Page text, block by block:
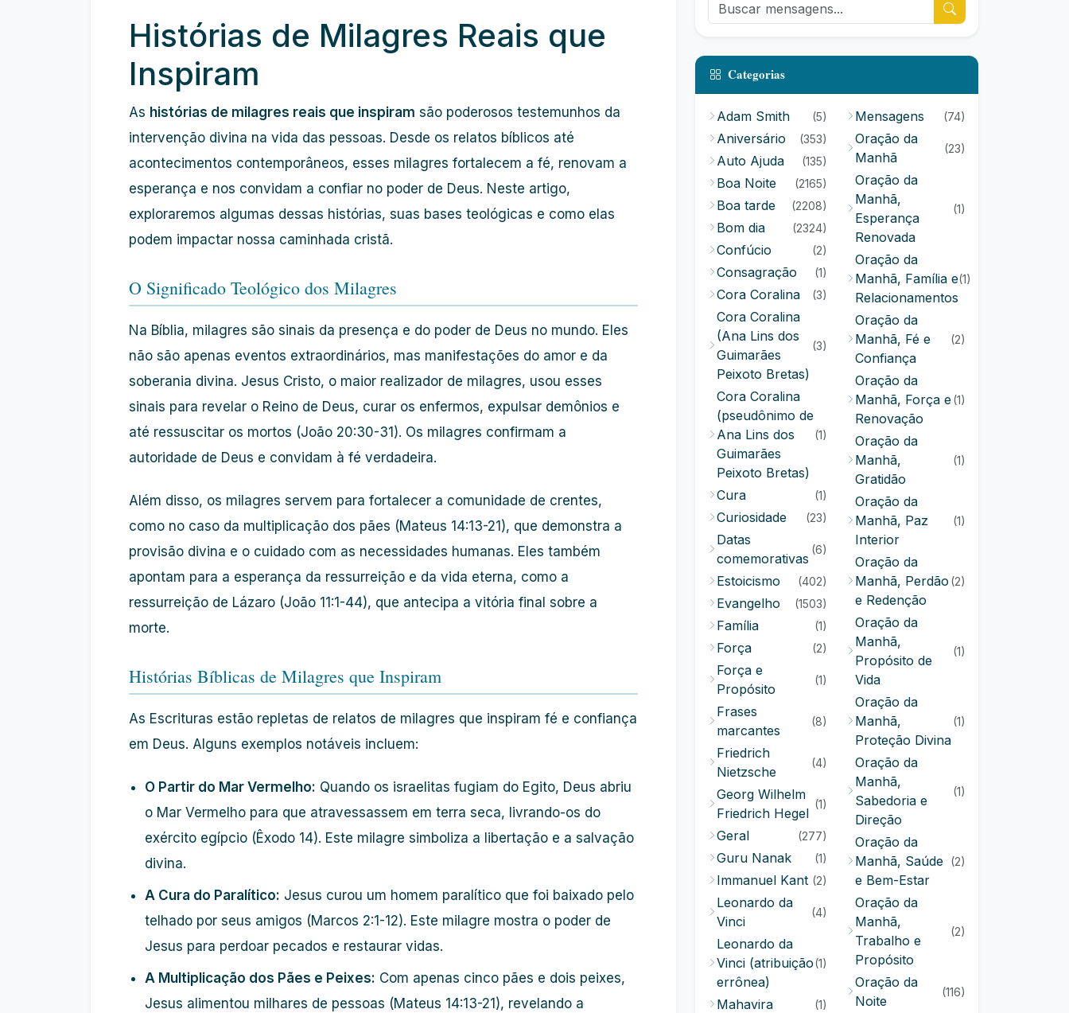
Histórias de Milagres Reais que
Inspiram
As histórias de milagres reais que inspiram são poderosos testemunhos da
intervenção divina na vida das pessoas. Desde os relatos bíblicos até
acontecimentos contemporâneos, esses milagres fortalecem a fé, renovam a
esperança e nos convidam a confiar no poder de Deus. Neste artigo,
exploraremos algumas dessas histórias, suas bases teológicas e como elas
podem impactar nossa caminhada cristã.
O Significado Teológico dos Milagres
Na Bíblia, milagres são sinais da presença e do poder de Deus no mundo. Eles
não são apenas eventos extraordinários, mas manifestações do amor e da
soberania divina. Jesus Cristo, o maior realizador de milagres, usou esses
sinais para revelar o Reino de Deus, curar os enfermos, expulsar demônios e
até ressuscitar os mortos (João 20:30-31). Os milagres confirmam a
autoridade de Deus e convidam à fé verdadeira.
Além disso, os milagres servem para fortalecer a comunidade de crentes,
como no caso da multiplicação dos pães (Mateus 14:13-21), que demonstra a
provisão divina e o cuidado com as necessidades humanas. Eles também
apontam para a esperança da ressurreição e da vida eterna, como a
ressurreição de Lázaro (João 11:1-44), que antecipa a vitória final sobre a
morte.
Histórias Bíblicas de Milagres que Inspiram
As Escrituras estão repletas de relatos de milagres que inspiram fé e confiança
em Deus. Alguns exemplos notáveis incluem:
O Partir do Mar Vermelho: Quando os israelitas fugiam do Egito, Deus abriu
o Mar Vermelho para que atravessassem em terra seca, livrando-os do
exército egípcio (Êxodo 14). Este milagre simboliza a libertação e a salvação
divina.
A Cura do Paralítico: Jesus curou um homem paralítico que foi baixado pelo
telhado por seus amigos (Marcos 2:1-12). Este milagre mostra o poder de
Jesus para perdoar pecados e restaurar vidas.
A Multiplicação dos Pães e Peixes: Com apenas cinco pães e dois peixes,
Jesus alimentou milhares de pessoas (Mateus 14:13-21), revelando a
Categorias
Adam Smith (5)
Aniversário (353)
Auto Ajuda (135)
Boa Noite (2165)
Boa tarde (2208)
Bom dia (2324)
Confúcio (2)
Consagração (1)
Cora Coralina (3)
Cora Coralina
(Ana Lins dos
Guimarães
Peixoto Bretas)
(3)
Cora Coralina
(pseudônimo de
Ana Lins dos
Guimarães
Peixoto Bretas)
(1)
Cura (1)
Curiosidade (23)
Datas
comemorativas
(6)
Estoicismo (402)
Evangelho (1503)
Família (1)
Força (2)
Força e
Propósito
(1)
Frases
marcantes
(8)
Friedrich
Nietzsche
(4)
Georg Wilhelm
Friedrich Hegel
(1)
Geral (277)
Guru Nanak (1)
Immanuel Kant (2)
Leonardo da
Vinci
(4)
Leonardo da
Vinci (atribuição
errônea)
(1)
Mahavira (1)
Mensagens (74)
Oração da
Manhã
(23)
Oração da
Manhã,
Esperança
Renovada
(1)
Oração da
Manhã, Família e
Relacionamentos
(1)
Oração da
Manhã, Fé e
Confiança
(2)
Oração da
Manhã, Força e
Renovação
(1)
Oração da
Manhã,
Gratidão
(1)
Oração da
Manhã, Paz
Interior
(1)
Oração da
Manhã, Perdão
e Redenção
(2)
Oração da
Manhã,
Propósito de
Vida
(1)
Oração da
Manhã,
Proteção Divina
(1)
Oração da
Manhã,
Sabedoria e
Direção
(1)
Oração da
Manhã, Saúde
e Bem-Estar
(2)
Oração da
Manhã,
Trabalho e
Propósito
(2)
Oração da
Noite
(116)